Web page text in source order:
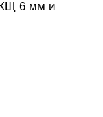
6 мм и